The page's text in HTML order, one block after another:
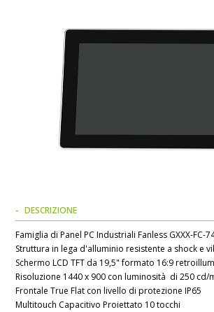
DESCRIZIONE
Famiglia di Panel PC Industriali Fanless GXXX-FC-
Struttura in lega d'alluminio resistente a shock e
Schermo LCD TFT da 19,5" formato 16:9
Risoluzione 1440 x 900 con luminosità di 250 cd/
Frontale True Flat con livello di protezione IP65
Multitouch Capacitivo Proiettato 10 tocchi